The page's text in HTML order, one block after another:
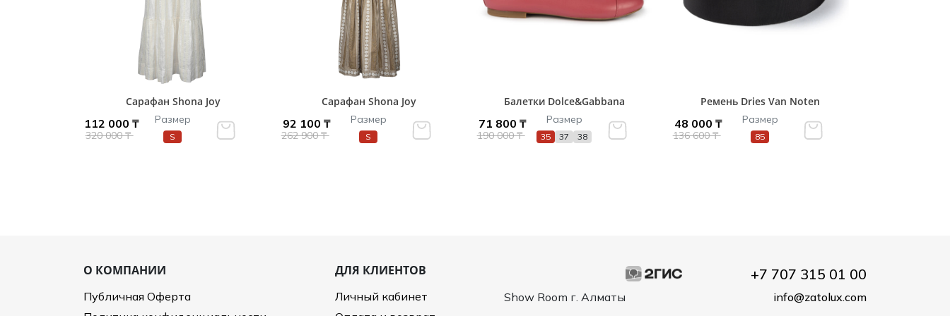
Сарафан Shona Joy
112 000 ₸
320 000 ₸
Размер
S
Сарафан Shona Joy
92 100 ₸
262 900 ₸
Размер
S
Балетки Dolce&Gabbana
71 800 ₸
190 000 ₸
Размер
35 37 38
Ремень Dries Van Noten
48 000 ₸
136 600 ₸
Размер
85
О КОМПАНИИ
Публичная Оферта
ДЛЯ КЛИЕНТОВ
Личный кабинет
Show Room г. Алматы
+7 707 315 01 00
info@zatolux.com